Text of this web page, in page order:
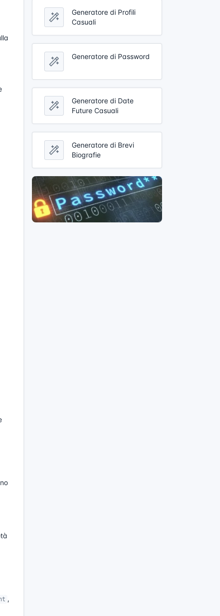
,
Generatore di Profili
Casuali
Generatore di Password
Generatore di Date
Future Casuali
Generatore di Brevi
Biografie